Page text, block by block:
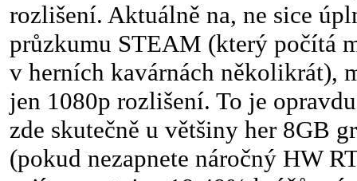
rozlišení. Aktuálně na, ne sice
průzkumu STEAM (který počítá
v herních kavárnách několikrát),
jen 1080p rozlišení. To je
zde skutečně u většiny her 8GB
(pokud nezapnete náročný HW